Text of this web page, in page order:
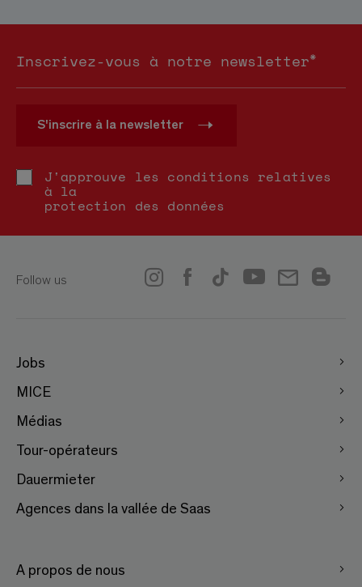
Inscrivez-vous à notre newsletter*
S'inscrire à la newsletter
J'approuve les conditions relatives
à la
protection des données
Follow us
Jobs
MICE
Médias
Tour-opérateurs
Dauermieter
Agences dans la vallée de Saas
A propos de nous